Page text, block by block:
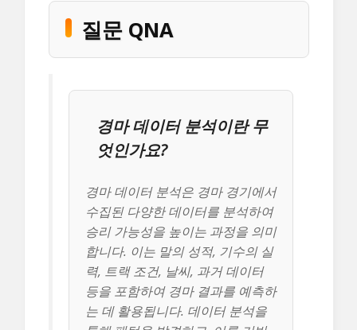
질문 QNA
경마 데이터 분석이란 무
엇인가요?
경마 데이터 분석은 경마 경기에서
수집된 다양한 데이터를 분석하여
승리 가능성을 높이는 과정을 의미
합니다. 이는 말의 성적, 기수의 실
력, 트랙 조건, 날씨, 과거 데이터
등을 포함하여 경마 결과를 예측하
는 데 활용됩니다. 데이터 분석을